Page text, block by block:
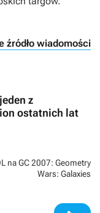
źródło wiadomości
z
ostatnich lat
na GC 2007: Geometry
Wars: Galaxies